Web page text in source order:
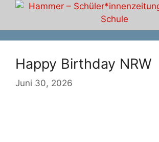
Zum
springen
Happy Birthday NRW
Juni 30, 2026